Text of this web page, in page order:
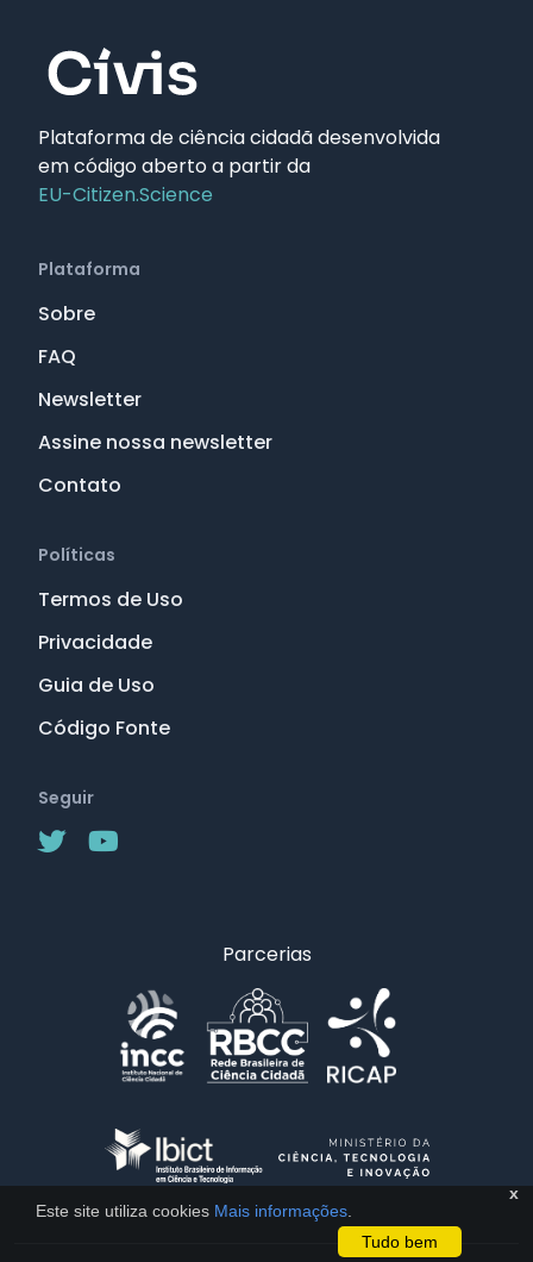
x
Este site utiliza cookies Mais informações
Tudo bem
Plataforma de ciência cidadã desenvolvida
em código aberto a partir da
EU-Citizen.Science
Plataforma
Sobre
FAQ
Newsletter
Assine nossa newsletter
Contato
Políticas
Termos de Uso
Privacidade
Guia de Uso
Código Fonte
Seguir
Parcerias